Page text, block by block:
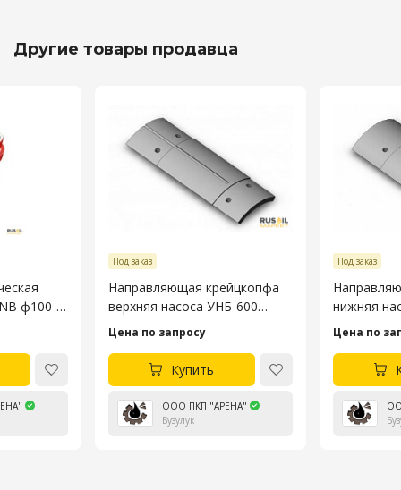
Другие товары продавца
ф100-
Под заказ
Направляющая крейцкопфа
верхняя насоса УНБ-600
4045.53.106-4
Цена по запросу
Купить
ООО ПКП "АРЕНА"
Бузулук
Под заказ
нижняя
Цена по